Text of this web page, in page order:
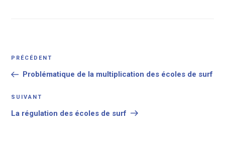
l’article
Article
PRÉCÉDENT
Problématique de la multiplication des écoles de surf
Article
SUIVANT
La régulation des écoles de surf